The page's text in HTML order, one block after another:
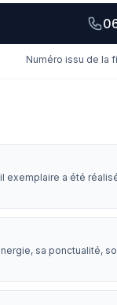
Numéro issu de la
exemplaire a été
sa ponctualité,